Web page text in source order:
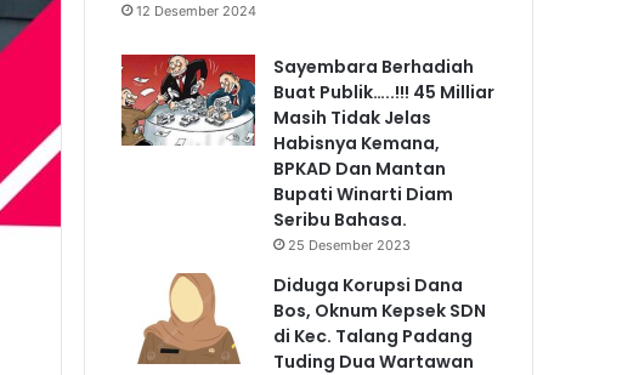
12 Desember 2024
Sayembara Berhadiah
Buat Publik…..!!! 45 Milliar
Masih Tidak Jelas
Habisnya Kemana,
BPKAD Dan Mantan
Bupati Winarti Diam
Seribu Bahasa.
25 Desember 2023
Diduga Korupsi Dana
Bos, Oknum Kepsek SDN
di Kec. Talang Padang
Tuding Dua Wartawan